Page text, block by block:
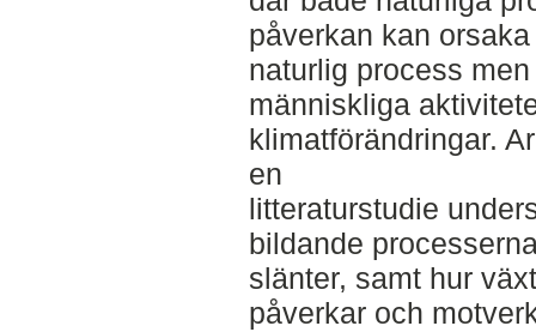
påverkan kan
naturlig process
människliga
klimatförändringar.
en
litteraturstudie
bildande
slänter, samt hur
påverkar och